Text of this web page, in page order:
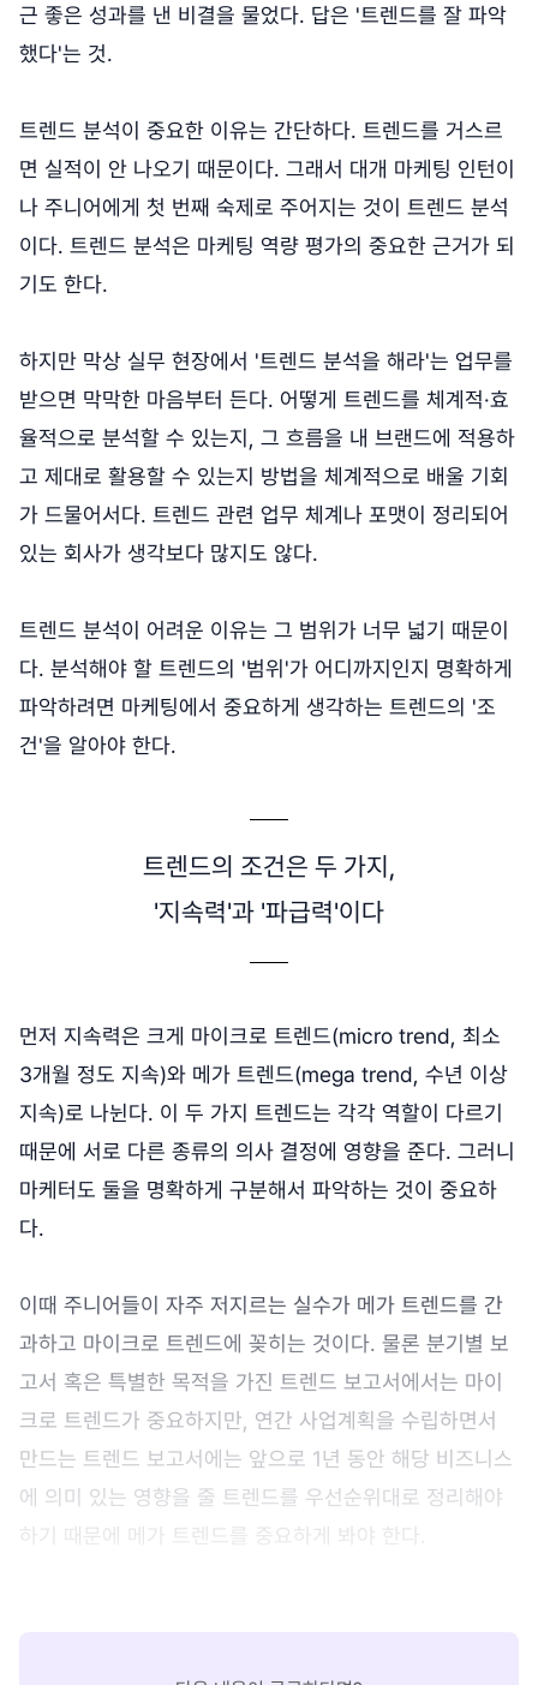
근 좋은 성과를 낸 비결을 물었다. 답은 '트렌드를 잘 파악
했다'는 것.
트렌드 분석이 중요한 이유는 간단하다. 트렌드를 거스르
면 실적이 안 나오기 때문이다. 그래서 대개 마케팅 인턴이
나 주니어에게 첫 번째 숙제로 주어지는 것이 트렌드 분석
이다. 트렌드 분석은 마케팅 역량 평가의 중요한 근거가 되
기도 한다.
하지만 막상 실무 현장에서 '트렌드 분석을 해라'는 업무를
받으면 막막한 마음부터 든다. 어떻게 트렌드를 체계적·효
율적으로 분석할 수 있는지, 그 흐름을 내 브랜드에 적용하
고 제대로 활용할 수 있는지 방법을 체계적으로 배울 기회
가 드물어서다. 트렌드 관련 업무 체계나 포맷이 정리되어
있는 회사가 생각보다 많지도 않다.
트렌드 분석이 어려운 이유는 그 범위가 너무 넓기 때문이
다. 분석해야 할 트렌드의 '범위'가 어디까지인지 명확하게
파악하려면 마케팅에서 중요하게 생각하는 트렌드의 '조
건'을 알아야 한다.
트렌드의 조건은 두 가지,
'지속력'과 '파급력'이다
먼저 지속력은 크게 마이크로 트렌드(micro trend, 최소
3개월 정도 지속)와 메가 트렌드(mega trend, 수년 이상
지속)로 나뉜다. 이 두 가지 트렌드는 각각 역할이 다르기
때문에 서로 다른 종류의 의사 결정에 영향을 준다. 그러니
마케터도 둘을 명확하게 구분해서 파악하는 것이 중요하
다.
이때 주니어들이 자주 저지르는 실수가 메가 트렌드를 간
과하고 마이크로 트렌드에 꽂히는 것이다. 물론 분기별 보
고서 혹은 특별한 목적을 가진 트렌드 보고서에서는 마이
크로 트렌드가 중요하지만, 연간 사업계획을 수립하면서
만드는 트렌드 보고서에는 앞으로 1년 동안 해당 비즈니스
에 의미 있는 영향을 줄 트렌드를 우선순위대로 정리해야
하기 때문에 메가 트렌드를 중요하게 봐야 한다.